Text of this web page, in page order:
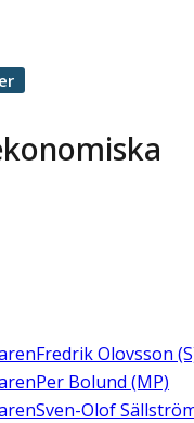
Fredrik Olovsson
Per Bolund (MP)
Sven-Olof